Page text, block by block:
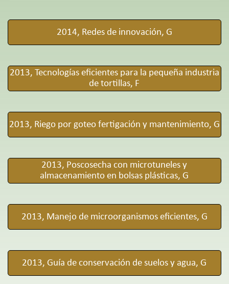
2014, Redes de innovación, G
2013, Tecnologías eficientes para la pequeña industria
de tortillas, F
2013, Riego por goteo fertigación y mantenimiento, G
2013, Poscosecha con microtuneles y
almacenamiento en bolsas plásticas, G
2013, Manejo de microorganismos eficientes, G
2013, Guía de conservación de suelos y agua, G